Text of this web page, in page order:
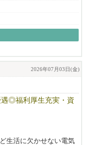
も安心して働ける環境
ない」や「お客様の対
。
随時開催中！ ※公民
います。
ます。詳しくはご覧く
2026年07月03日(金)
遇◎福利厚生充実・資
生活に欠かせない電気